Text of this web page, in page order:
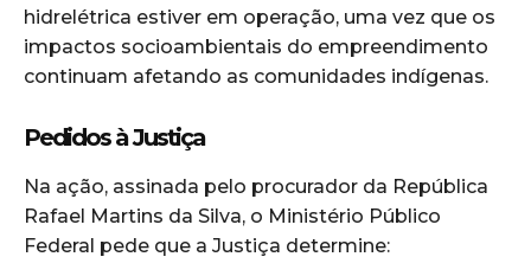
hidrelétrica estiver em operação, uma vez que os
impactos socioambientais do empreendimento
continuam afetando as comunidades indígenas.
Pedidos à Justiça
Na ação, assinada pelo procurador da República
Rafael Martins da Silva, o Ministério Público
Federal pede que a Justiça determine: